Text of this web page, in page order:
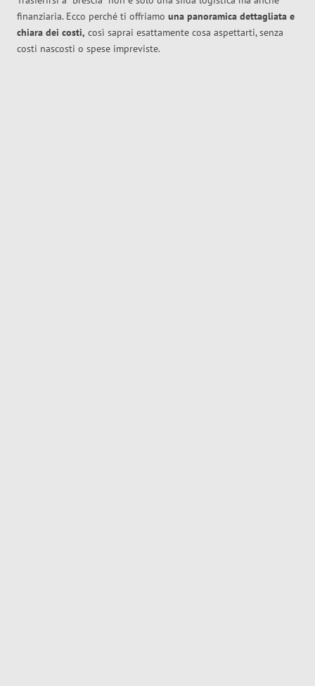
finanziaria. Ecco perché ti offriamo una panoramica dettagliata e
chiara dei costi, così saprai esattamente cosa aspettarti, senza
costi nascosti o spese impreviste.